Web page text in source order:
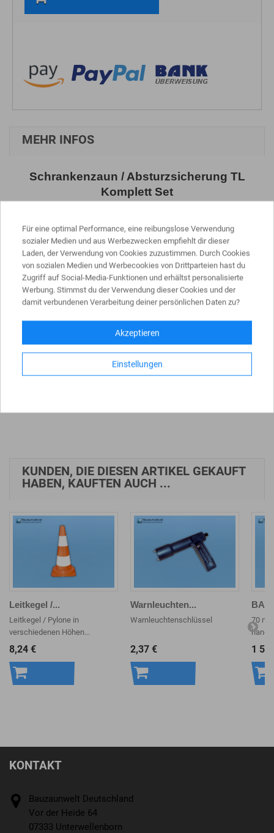
MEHR INFOS
Schrankenzaun / Absturzsicherung TL
Komplett Set
komplett gepackt geliefert, für z. B.: Baufeldeingrenzungen
und Sichtschutz, zur Trennung von Fuß- und Radfahrwegen,
für Veranstaltungen oder Messen zur Trennung und Leitung
von Besuchern und Teilnehmern, usw., bestehend aus:
- 10x Euro1SchrankenzaunTyp BASIC, Länge 2,0 m, inkl.
vormontierten Lampenadaptern
- 11xTL-Fußplatten K1
- 2x Zurrgurte, zweiteilig mit Ratsche
Denken Sie bitte daran:
Es ist besser Bauzaun oder Schrankenzaun
(Absturzsicherung) online günstig zu kaufen als gebraucht
KUNDEN, DIE DIESEN ARTIKEL GEKAUFT
HABEN, KAUFTEN AUCH ...
Leitkegel /...
Leitkegel / Pylone in
verschiedenen Höhen...
8,24 €
Warnleuchten...
Warnleuchtenschlüssel
2,37 €
70 m
1
KONTAKT
Bauzaunwelt Deutschland
Vor der Heide 64
07333 Unterwellenborn
Für eine optimal Performance, eine reibungslose Verwendung
sozialer Medien und aus Werbezwecken empfiehlt dir dieser
Laden, der Verwendung von Cookies zuzustimmen. Durch Cookies
von sozialen Medien und Werbecookies von Drittparteien hast du
Zugriff auf Social-Media-Funktionen und erhältst personalisierte
Werbung. Stimmst du der Verwendung dieser Cookies und der
damit verbundenen Verarbeitung deiner persönlichen Daten zu?
Akzeptieren
Einstellungen